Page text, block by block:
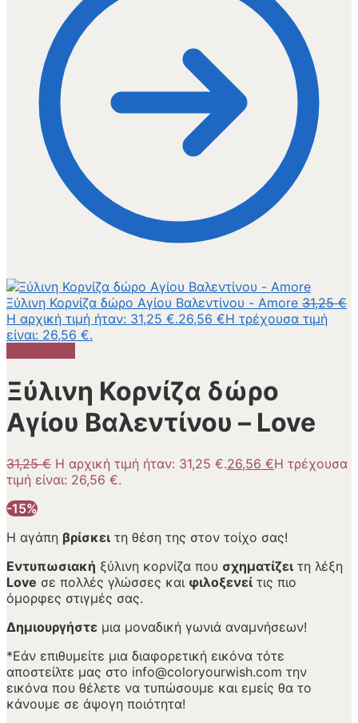
Ξύλινη Κορνίζα δώρο Αγίου Βαλεντίνου - Amore 31,25€
Η αρχική τιμή ήταν: 31,25 €.26,56 €Η τρέχουσα τιμή
είναι: 26,56 €.
Ξύλινη Κορνίζα δώρο
Αγίου Βαλεντίνου – Love
31,25€ Η αρχική τιμή ήταν: 31,25 €.26,56 €Η τρέχουσα
τιμή είναι: 26,56 €.
-15%
Η αγάπη βρίσκει τη θέση της στον τοίχο σας!
Εντυπωσιακή ξύλινη κορνίζα που σχηματίζει τη λέξη
Love σε πολλές γλώσσες και φιλοξενεί τις πιο
όμορφες στιγμές σας.
Δημιουργήστε μια μοναδική γωνιά αναμνήσεων!
*Εάν επιθυμείτε μια διαφορετική εικόνα τότε
αποστείλτε μας στο info@coloryourwish.com την
εικόνα που θέλετε να τυπώσουμε και εμείς θα το
κάνουμε σε άψογη ποιότητα!